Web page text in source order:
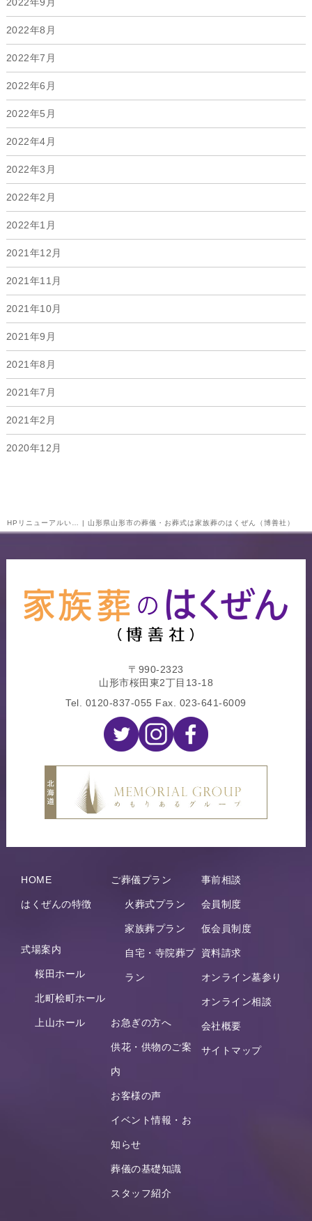
HPリニューアルい… | 山形県山形市の葬儀・お葬式は家族葬のはくぜん（博善社）
2022年9月
2022年8月
2022年7月
2022年6月
2022年5月
2022年4月
2022年3月
2022年2月
2022年1月
2021年12月
2021年11月
2021年10月
2021年9月
2021年8月
2021年7月
2021年2月
2020年12月
〒990-2323
山形市桜田東2丁目13-18
Tel. 0120-837-055 Fax. 023-641-6009
HOME
はくぜんの特徴
式場案内
桜田ホール
北町桧町ホール
上山ホール
ご葬儀プラン
火葬式プラン
家族葬プラン
自宅・寺院葬プ
ラン
お急ぎの方へ
供花・供物のご案
内
お客様の声
イベント情報・お
知らせ
葬儀の基礎知識
スタッフ紹介
事前相談
会員制度
仮会員制度
資料請求
オンライン墓参り
オンライン相談
会社概要
サイトマップ